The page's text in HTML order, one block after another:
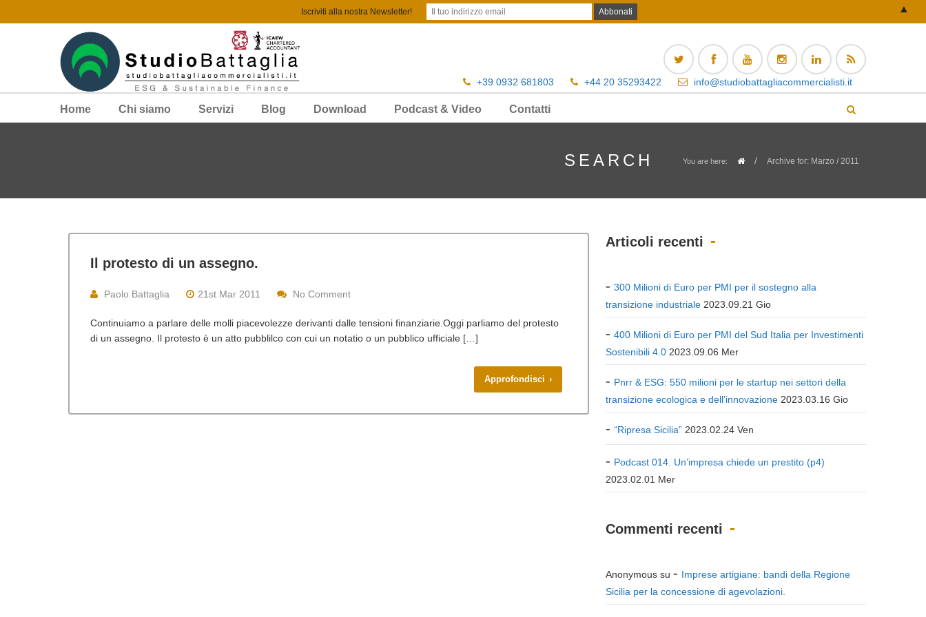
+39 0932 681803 +44 20 35293422 info@studiobattagliacommercialisti.it
Home Chi siamo Servizi Blog Download Podcast & Video Contatti
SEARCH You are here: / Archive for: Marzo / 2011
Il protesto di un assegno.
Paolo Battaglia 21st Mar 2011 No Comment
Continuiamo a parlare delle molli piacevolezze derivanti dalle tensioni finanziarie.Oggi parliamo del protesto
di un assegno. Il protesto è un atto pubblilco con cui un notatio o un pubblico ufficiale […]
Approfondisci ›
Articoli recenti
300 Milioni di Euro per PMI per il sostegno alla
transizione industriale 2023.09.21 Gio
400 Milioni di Euro per PMI del Sud Italia per Investimenti
Sostenibili 4.0 2023.09.06 Mer
Pnrr & ESG: 550 milioni per le startup nei settori della
transizione ecologica e dell’innovazione 2023.03.16 Gio
“Ripresa Sicilia” 2023.02.24 Ven
Podcast 014. Un’impresa chiede un prestito (p4)
2023.02.01 Mer
Commenti recenti
Anonymoussu
Imprese artigiane: bandi della Regione
Sicilia per la concessione di agevolazioni.
Iscriviti alla nostra Newsletter! ▲